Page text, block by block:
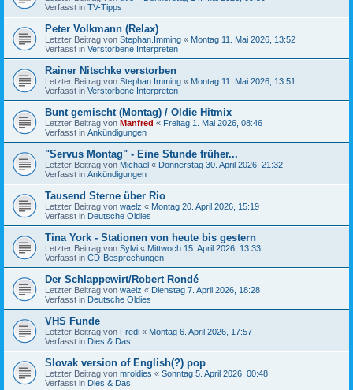
Verfasst in TV-Tipps
Peter Volkmann (Relax)
Letzter Beitrag von Stephan.Imming « Montag 11. Mai 2026, 13:52
Verfasst in Verstorbene Interpreten
Rainer Nitschke verstorben
Letzter Beitrag von Stephan.Imming « Montag 11. Mai 2026, 13:51
Verfasst in Verstorbene Interpreten
Bunt gemischt (Montag) / Oldie Hitmix
Letzter Beitrag von Manfred « Freitag 1. Mai 2026, 08:46
Verfasst in Ankündigungen
"Servus Montag" - Eine Stunde früher...
Letzter Beitrag von Michael « Donnerstag 30. April 2026, 21:32
Verfasst in Ankündigungen
Tausend Sterne über Rio
Letzter Beitrag von waelz « Montag 20. April 2026, 15:19
Verfasst in Deutsche Oldies
Tina York - Stationen von heute bis gestern
Letzter Beitrag von Sylvi « Mittwoch 15. April 2026, 13:33
Verfasst in CD-Besprechungen
Der Schlappewirt/Robert Rondé
Letzter Beitrag von waelz « Dienstag 7. April 2026, 18:28
Verfasst in Deutsche Oldies
VHS Funde
Letzter Beitrag von Fredi « Montag 6. April 2026, 17:57
Verfasst in Dies & Das
Slovak version of English(?) pop
Letzter Beitrag von mroldies « Sonntag 5. April 2026, 00:48
Verfasst in Dies & Das